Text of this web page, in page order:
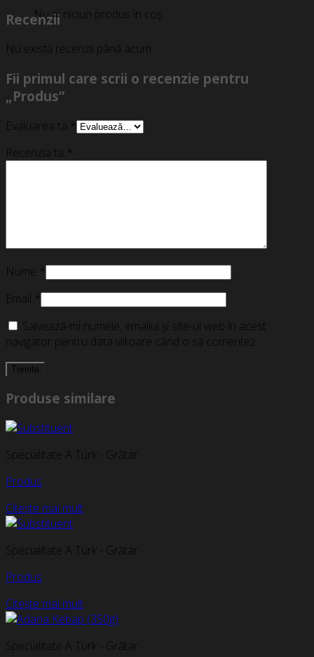
Nu ai niciun produs în coș.
Recenzii
Nu există recenzii până acum.
Fii primul care scrii o recenzie pentru
„Produs”
Evaluarea ta *
Recenzia ta *
Nume *
Email *
Salvează-mi numele, emailul și site-ul web în acest
navigator pentru data viitoare când o să comentez.
Produse similare
Specialitate A Turk - Grătar
Produs
Citește mai mult
Specialitate A Turk - Grătar
Produs
Citește mai mult
Specialitate A Turk - Grătar